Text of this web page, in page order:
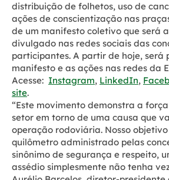
distribuição de folhetos, uso de
ações de conscientização nas
de um manifesto coletivo que será
divulgado nas redes sociais das
participantes. A partir de hoje, será
manifesto e as ações nas redes da
Acesse: Instagram, LinkedIn,
site.
“Este movimento demonstra a
setor em torno de uma causa que
operação rodoviária. Nosso
quilômetro administrado pelas
sinônimo de segurança e respeito,
assédio simplesmente não tenha